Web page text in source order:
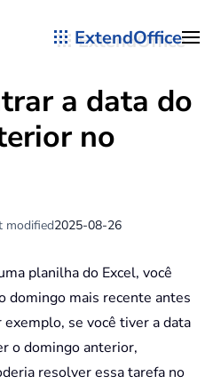
ExtendOffice
a data do
no
modified2025-08-26
planilha do Excel, você
domingo mais recente antes
se você tiver a data
o domingo anterior,
resolver essa tarefa no